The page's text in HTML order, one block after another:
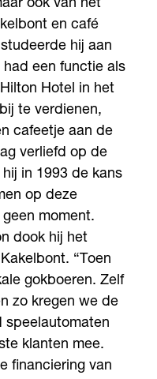
ook van het
en café
hij aan
een functie als
Hotel in het
te verdienen,
cafeetje aan de
verliefd op de
in 1993 de kans
op deze
moment.
dook hij het
“Toen
gokboeren. Zelf
zo kregen we de
speelautomaten
klanten mee.
financiering van